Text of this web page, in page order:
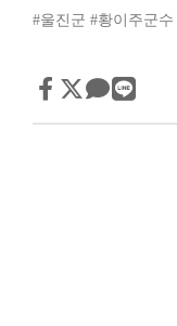
#울진군 #황이주군수